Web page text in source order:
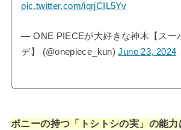
pic.twitter.com/iqrjCIL5Yv
— ONE PIECEが大好きな神木【スー
デ】 (@onepiece_kun)June 23, 2024
ボニーの持つ「トシトシの実」の能